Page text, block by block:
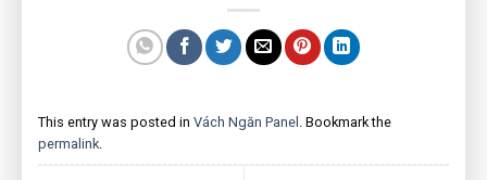
This entry was posted in Vách Ngăn Panel . Bookmark the
permalink.